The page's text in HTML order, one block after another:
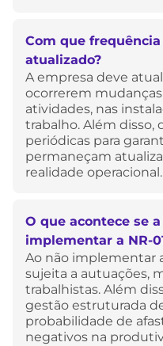
Com que frequência
atualizado?
A empresa deve
ocorrerem
atividades, nas
trabalho. Além disso,
periódicas para
permaneçam
realidade operacional.
O que acontece se
implementar a NR-
Ao não implementar
sujeita a autuações,
trabalhistas. Além
gestão estruturada
probabilidade de
negativos na